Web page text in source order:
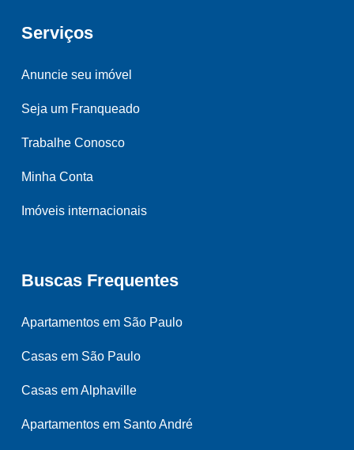
Serviços
Anuncie seu imóvel
Seja um Franqueado
Trabalhe Conosco
Minha Conta
Imóveis internacionais
Buscas Frequentes
Apartamentos em São Paulo
Casas em São Paulo
Casas em Alphaville
Apartamentos em Santo André